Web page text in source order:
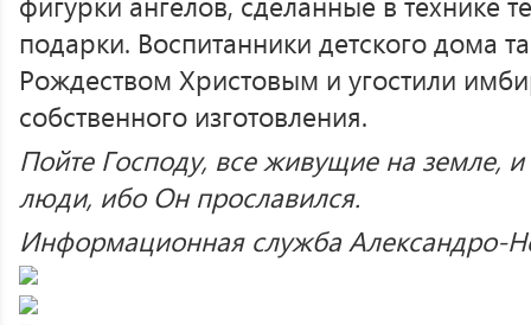
подарки. Воспитанники детского дома
Рождеством Христовым и угостили
собственного изготовления.
Пойте Господу, все живущие на земле, и
люди, ибо Он прославился.
Информационная служба Александро-